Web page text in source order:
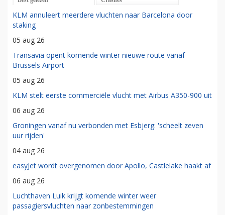
KLM annuleert meerdere vluchten naar Barcelona door
staking
05 aug 26
Transavia opent komende winter nieuwe route vanaf
Brussels Airport
05 aug 26
KLM stelt eerste commerciële vlucht met Airbus A350-900 uit
06 aug 26
Groningen vanaf nu verbonden met Esbjerg: 'scheelt zeven
uur rijden'
04 aug 26
easyJet wordt overgenomen door Apollo, Castlelake haakt af
06 aug 26
Luchthaven Luik krijgt komende winter weer
passagiersvluchten naar zonbestemmingen